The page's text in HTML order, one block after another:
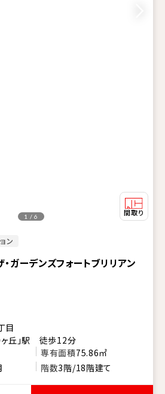
ン
ガーデンズフォートブリリアン
1 / 6
目
ヶ丘」駅 徒歩12分
専有面積75.86㎡
階数3階/18階建て